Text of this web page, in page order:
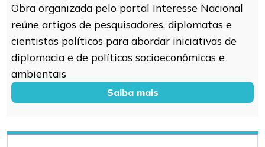
Obra organizada pelo portal Interesse Nacional
reúne artigos de pesquisadores, diplomatas e
cientistas políticos para abordar iniciativas de
diplomacia e de políticas socioeconômicas e
ambientais
Saiba mais